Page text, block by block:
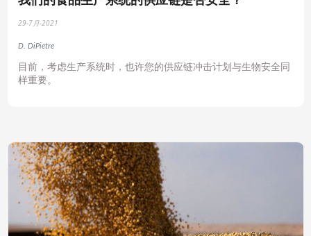
29-7月-2021
D. DiPietre
目前，考虑生产系统时，也许您的供应链冲击计划与生物安全同
样重要。